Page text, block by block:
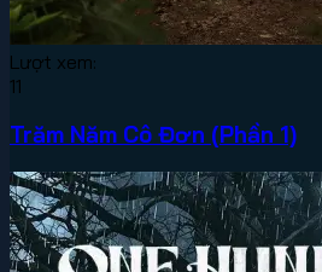
Lượt xem:
11
Trăm Năm Cô Đơn (Phần 1)